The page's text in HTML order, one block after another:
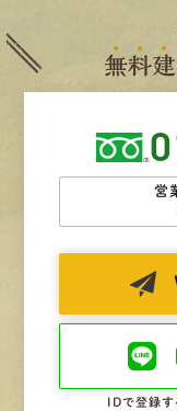
無料建
営
IDで登録